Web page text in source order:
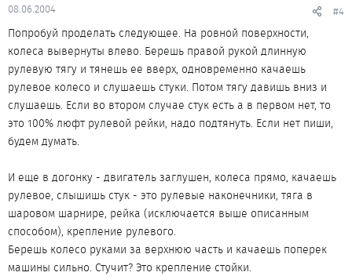
08.06.2004 #4
Попробуй проделать следующее. На ровной поверхности,
колеса вывернуты влево. Берешь правой рукой длинную
рулевую тягу и тянешь ее вверх, одновременно качаешь
рулевое колесо и слушаешь стуки. Потом тягу давишь вниз и
слушаешь. Если во втором случае стук есть а в первом нет, то
это 100% люфт рулевой рейки, надо подтянуть. Если нет пиши,
будем думать.
И еще в догонку - двигатель заглушен, колеса прямо, качаешь
рулевое, слышишь стук - это рулевые наконечники, тяга в
шаровом шарнире, рейка (исключается выше описанным
способом), крепление рулевого.
Берешь колесо руками за верхнюю часть и качаешь поперек
машины сильно. Стучит? Это крепление стойки.